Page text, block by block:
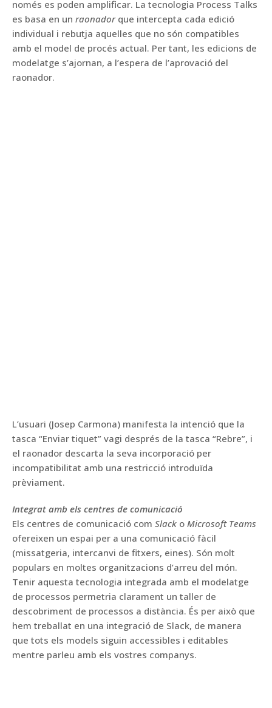
només es poden amplificar. La tecnologia Process Talks
es basa en un raonadorque intercepta cada edició
individual i rebutja aquelles que no són compatibles
amb el model de procés actual. Per tant, les edicions de
modelatge s’ajornan, a l’espera de l’aprovació del
raonador.
L’usuari (Josep Carmona) manifesta la intenció que la
tasca “Enviar tiquet” vagi després de la tasca “Rebre”, i
el raonador descarta la seva incorporació per
incompatibilitat amb una restricció introduïda
prèviament.
Integrat amb els centres de comunicació
Els centres de comunicació com Slack o Microsoft Teams
ofereixen un espai per a una comunicació fàcil
(missatgeria, intercanvi de fitxers, eines). Són molt
populars en moltes organitzacions d’arreu del món.
Tenir aquesta tecnologia integrada amb el modelatge
de processos permetria clarament un taller de
descobriment de processos a distància. És per això que
hem treballat en una integració de Slack, de manera
que tots els models siguin accessibles i editables
mentre parleu amb els vostres companys.